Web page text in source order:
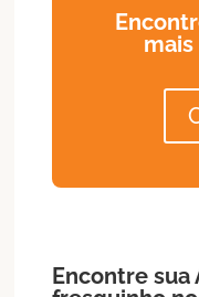
Encontre sua